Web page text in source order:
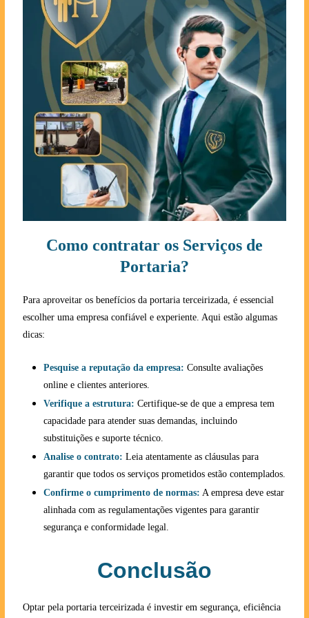
Como contratar os Serviços de
Portaria?
Para aproveitar os benefícios da portaria terceirizada, é essencial
escolher uma empresa confiável e experiente. Aqui estão algumas
dicas:
Pesquise a reputação da empresa: Consulte avaliações
online e clientes anteriores.
Verifique a estrutura: Certifique-se de que a empresa tem
capacidade para atender suas demandas, incluindo
substituições e suporte técnico.
Analise o contrato: Leia atentamente as cláusulas para
garantir que todos os serviços prometidos estão contemplados.
Confirme o cumprimento de normas: A empresa deve estar
alinhada com as regulamentações vigentes para garantir
segurança e conformidade legal.
Conclusão
Optar pela portaria terceirizada é investir em segurança, eficiência